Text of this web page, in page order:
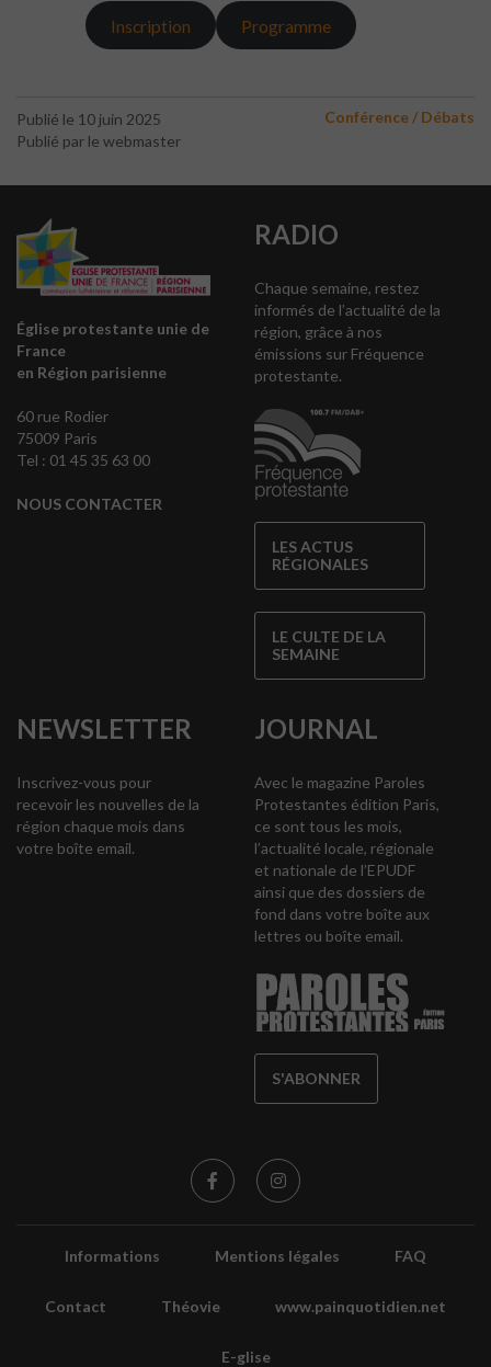
Inscription Programme
Publié le 10 juin 2025
Publié par le webmaster
Conférence / Débats
Église protestante unie de
France
en Région parisienne
60 rue Rodier
75009 Paris
Tel : 01 45 35 63 00
NOUS CONTACTER
RADIO
Chaque semaine, restez
informés de l’actualité de la
région, grâce à nos
émissions sur Fréquence
protestante.
LES ACTUS
RÉGIONALES
LE CULTE DE LA
SEMAINE
NEWSLETTER
Inscrivez-vous pour
recevoir les nouvelles de la
région chaque mois dans
votre boîte email.
JOURNAL
Avec le magazine Paroles
Protestantes édition Paris,
ce sont tous les mois,
l’actualité locale, régionale
et nationale de l’EPUDF
ainsi que des dossiers de
fond dans votre boîte aux
lettres ou boîte email.
S'ABONNER
Informations Mentions légales FAQ
Contact Théovie www.painquotidien.net
E-glise